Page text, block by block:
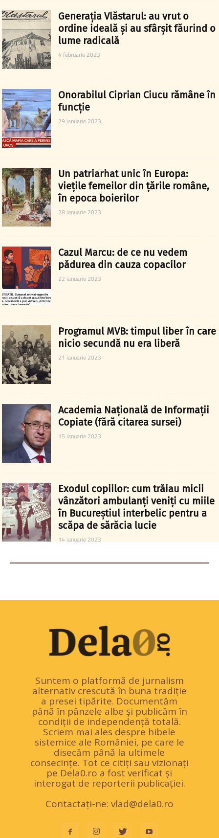
Generația Vlăstarul: au vrut o
ordine ideală și au sfârșit făurind o
lume radicală
4 februarie 2023
Onorabilul Ciprian Ciucu rămâne în
funcție
29 ianuarie 2023
Un patriarhat unic în Europa:
viețile femeilor din țările române,
în epoca boierilor
28 ianuarie 2023
Cazul Marcu: de ce nu vedem
pădurea din cauza copacilor
22 ianuarie 2023
Programul MVB: timpul liber în care
nicio secundă nu era liberă
21 ianuarie 2023
Academia Națională de Informații
Copiate (fără citarea sursei)
15 ianuarie 2023
Exodul copiilor: cum trăiau micii
vânzători ambulanți veniți cu miile
în Bucureștiul interbelic pentru a
scăpa de sărăcia lucie
14 ianuarie 2023
Suntem o platformă de jurnalism
alternativ crescută în buna tradiție
a presei tipărite. Documentăm
până în pânzele albe și publicăm în
condiții de independență totală.
Scriem mai ales despre hibele
sistemice ale României, pe care le
disecăm până la ultimele
consecințe. Tot ce citiți sau vizionați
pe Dela0.ro a fost verificat și
interogat de reporterii publicației.
Contactați-ne: vlad@dela0.ro